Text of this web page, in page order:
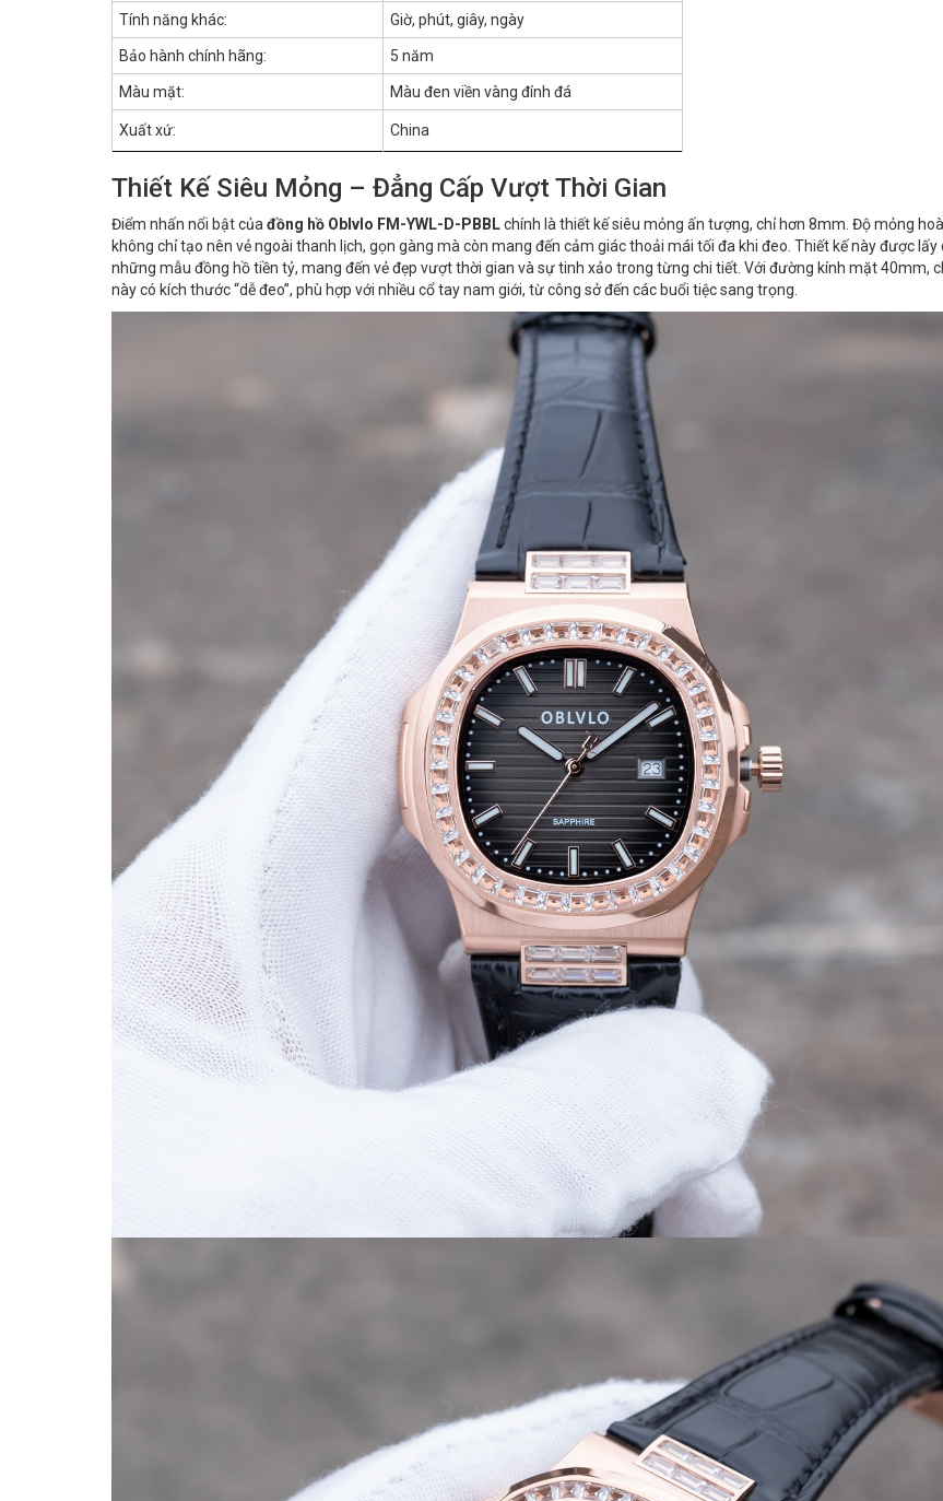
Tính năng khác: Giờ, phút, giây, ngày
Bảo hành chính hãng: 5 năm
Màu mặt: Màu đen viền vàng đính đá
Xuất xứ: China
Thiết Kế Siêu Mỏng – Đẳng Cấp Vượt Thời Gian
Điểm nhấn nổi bật của đồng hồ Oblvlo FM-YWL-D-PBBLchính là thiết kế siêu mỏng ấn tượng, chỉ hơn 8mm. Độ mỏng
không chỉ tạo nên vẻ ngoài thanh lịch, gọn gàng mà còn mang đến cảm giác thoải mái tối đa khi đeo. Thiết kế này được
những mẫu đồng hồ tiền tỷ, mang đến vẻ đẹp vượt thời gian và sự tinh xảo trong từng chi tiết. Với đường kính mặt 40mm,
này có kích thước “dễ đeo”, phù hợp với nhiều cổ tay nam giới, từ công sở đến các buổi tiệc sang trọng.